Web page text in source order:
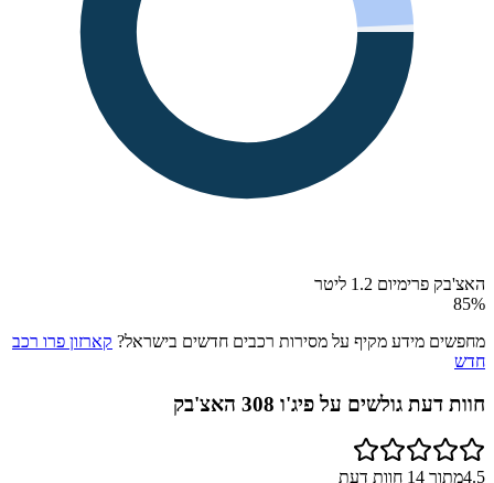
האצ'בק פרימיום 1.2 ליטר
85%
מחפשים מידע מקיף על מסירות רכבים חדשים בישראל? קארזון פרו רכב
חדש
חוות דעת גולשים עלפיג'ו 308 האצ'בק
4.5מתוך 14 חוות דעת